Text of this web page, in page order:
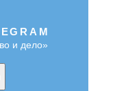
и дело»